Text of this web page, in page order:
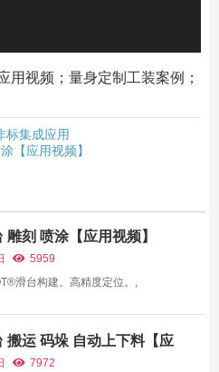
用视频；量身定制工装案例；
标集成应用
【应用视频】
雕刻 喷涂【应用视频】
5959
滑台构建。高精度定位。,
搬运 码垛 自动上下料【应
7972